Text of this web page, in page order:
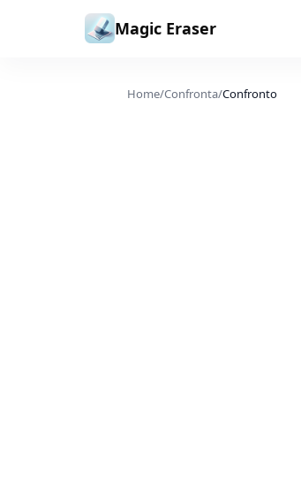
Vai al contenuto
Magic Eraser
Home/Confronta/Confronto